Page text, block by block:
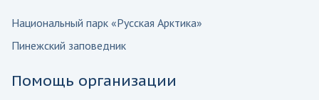
Национальный парк «Русская Арктика»
Пинежский заповедник
Помощь организации